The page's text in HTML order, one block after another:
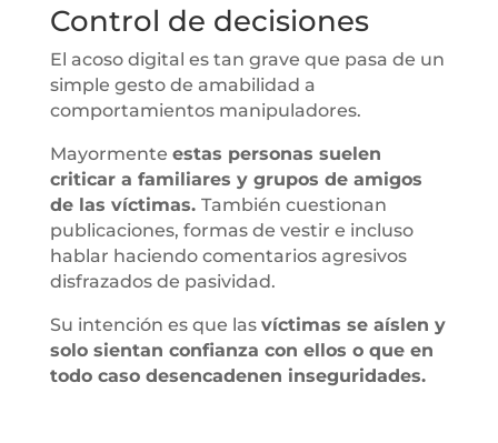
Control de decisiones
El acoso digital es tan grave que pasa de un
simple gesto de amabilidad a
comportamientos manipuladores.
Mayormente estas personas suelen
criticar a familiares y grupos de amigos
de las víctimas. También cuestionan
publicaciones, formas de vestir e incluso
hablar haciendo comentarios agresivos
disfrazados de pasividad.
Su intención es que las víctimas se aíslen y
solo sientan confianza con ellos o que en
todo caso desencadenen inseguridades.